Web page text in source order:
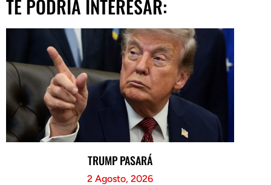
TE PODRÍA INTERESAR:
TRUMP PASARÁ
2 Agosto, 2026